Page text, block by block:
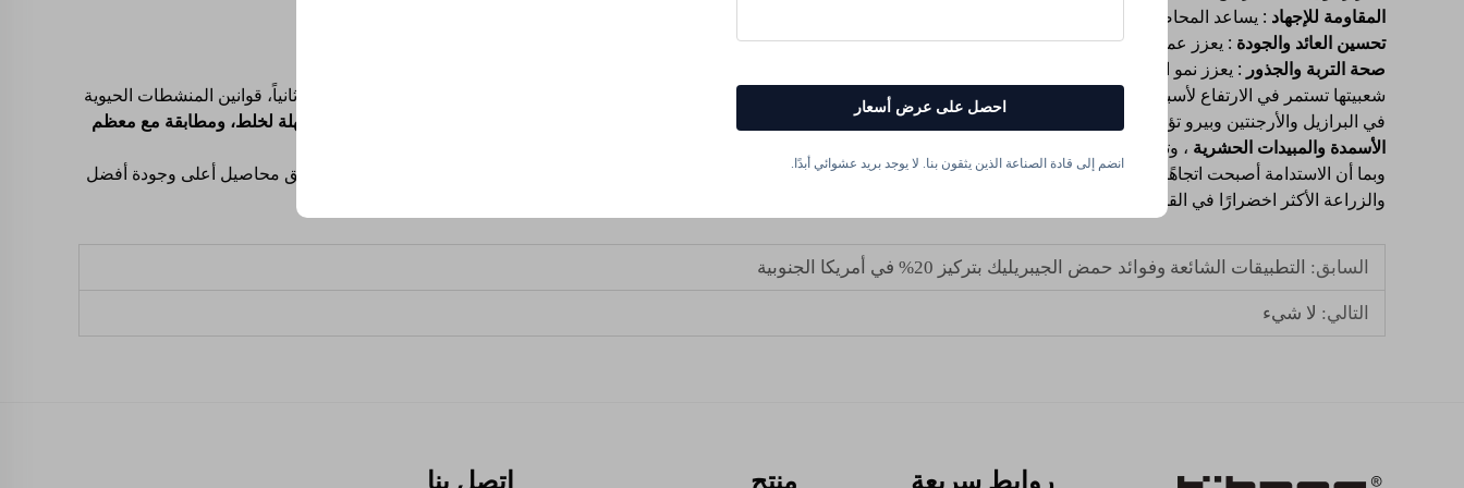
المقاومة للإجهاد : يساعد المحاصيل على التعافي من الجفاف، والملح، والحرارة، والبرد الشائع في جميع أنحاء القارة.
تحسين العائد والجودة : يعزز عملية التمثيل الضوئي، والاحتفاظ بالزهور، ومجموعة الفاكهة، ومحتوى السكر؛ يحسن لون الفاكهة وتوحدها.
صحة التربة والجذور : يعزز نمو الجذور ويعزز امتصاص المواد الغذائية، وخاصة في التربة المنخفضة الخصوبة أو الحمضية.
شعبيتها تستمر في الارتفاع لأسباب واضحة أولاً، أمريكا الجنوبية هي
أكبر مصدر في العالم للفواكه والحبوب
، والتي تتطلب مدخلات آمنة وخالية من المخلفات. ثانياً، قوانين المنشطات الحيوية
في البرازيل والأرجنتين وبيرو تؤيد بشدة
المنتجات الطبيعية والنباتية ومنخفضة المخاطر .. ثالثاً، 75٪ من مسحوق الأحماض الأمينية
فعالة من حيث التكلفة، وسهلة لخلط، ومطابقة مع معظم
الأسمدة والمبيدات الحشرية ، وتتناسب تمامًا مع ممارسات المزارعين المحليين.
وبما أن الاستدامة أصبحت اتجاهًا عالميًّا، فإن نسبة ٧٥٪ من الأحماض الأمينية المشتقة من النباتات ستظل
في أمريكا الجنوبية، وتدعم تحقيق محاصيل أعلى وجودة أفضل
والزراعة الأكثر اخضرارًا في القارة بأكملها.
السابق: التطبيقات الشائعة وفوائد حمض الجيبريليك بتركيز 20% في أمريكا الجنوبية
التالي: لا شيء
روابط سريعة منتج اتصل بنا
احصل على عرض أسعار
انضم إلى قادة الصناعة الذين يثقون بنا. لا يوجد بريد عشوائي أبدًا.